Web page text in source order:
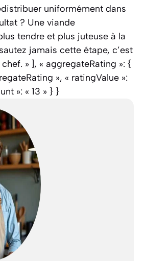
uniformément dans
? Une viande
tendre et plus juteuse à la
jamais cette étape, c’est
» ], « aggregateRating »: {
», « ratingValue »:
»: « 13 » } }